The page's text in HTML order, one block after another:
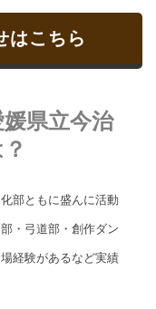
はこちら
県立今治
部ともに盛んに活動
・弓道部・創作ダン
経験があるなど実績